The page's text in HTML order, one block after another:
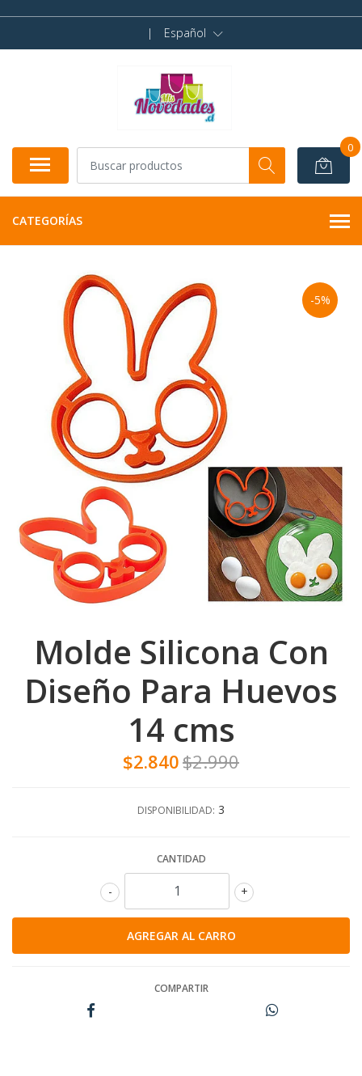
| Español
0
CATEGORÍAS
-5%
Molde Silicona Con
Diseño Para Huevos
14 cms
$2.840$2.990
DISPONIBILIDAD: 3
CANTIDAD
+
-
COMPARTIR